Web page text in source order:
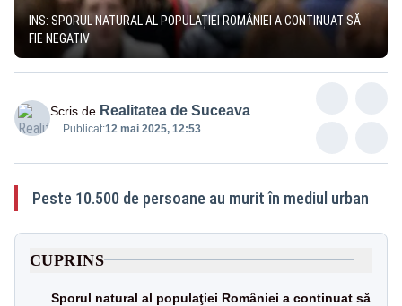
INS: SPORUL NATURAL AL POPULAȚIEI ROMÂNIEI A CONTINUAT SĂ
FIE NEGATIV
Scris de Realitatea de Suceava
Publicat:12 mai 2025, 12:53
Peste 10.500 de persoane au murit în mediul urban
CUPRINS
Sporul natural al populaţiei României a continuat să